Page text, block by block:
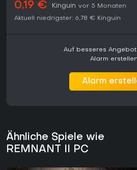
0,19 € Kinguin vor 5 Monaten
Aktuell niedrigster: 6,78 € Kinguin
Auf besseres
Alarm
Alarm
Ähnliche Spiele wie
REMNANT II PC